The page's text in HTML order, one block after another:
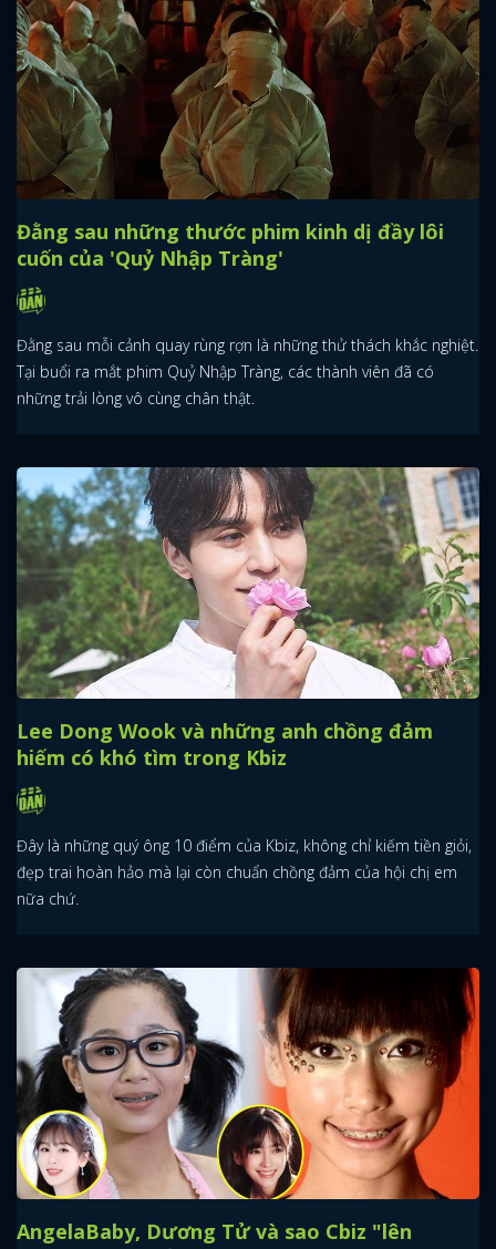
Đằng sau những thước phim kinh dị đầy lôi
cuốn của 'Quỷ Nhập Tràng'
Đằng sau mỗi cảnh quay rùng rợn là những thử thách khắc nghiệt.
Tại buổi ra mắt phim Quỷ Nhập Tràng, các thành viên đã có
những trải lòng vô cùng chân thật.
Lee Dong Wook và những anh chồng đảm
hiếm có khó tìm trong Kbiz
Đây là những quý ông 10 điểm của Kbiz, không chỉ kiếm tiền giỏi,
đẹp trai hoàn hảo mà lại còn chuẩn chồng đảm của hội chị em
nữa chứ.
AngelaBaby, Dương Tử và sao Cbiz "lên